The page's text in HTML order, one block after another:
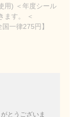
用) ＜年度シール
ます。 ＜
一律275円】
とうございま